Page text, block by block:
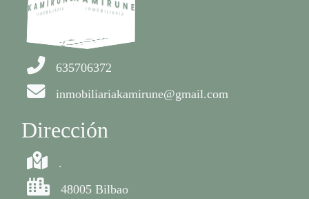
635706372
inmobiliariakamirune@gmail.com
Dirección
.
48005 Bilbao